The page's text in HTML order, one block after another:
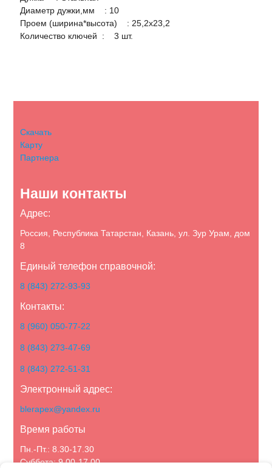
Диаметр дужки,мм : 10
Проем (ширина*высота) : 25,2х23,2
Количество ключей : 3 шт.
Скачать
Карту
Партнера
Наши контакты
Адрес:
Россия, Республика Татарстан, Казань, ул. Зур Урам, дом
8
Единый телефон справочной:
8 (843) 272-93-93
Контакты:
8 (960) 050-77-22
8 (843) 273-47-69
8 (843) 272-51-31
Электронный адрес:
blerapex@yandex.ru
Время работы
Пн.-Пт.: 8.30-17.30
Суббота: 9.00-17.00